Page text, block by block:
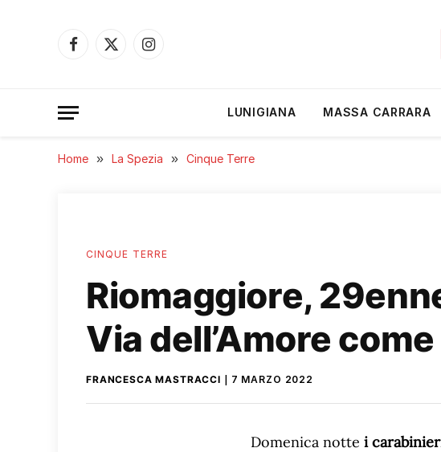
Facebook
X
Instagram
LUNIGIANA MASSA CARRARA
Home » La Spezia » Cinque Terre
CINQUE TERRE
Riomaggiore,
Via dell’Amore
FRANCESCA MASTRACCI 7 MARZO 2022
Domenica notte i